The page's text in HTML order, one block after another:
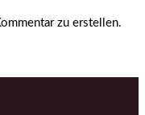
zu erstellen.